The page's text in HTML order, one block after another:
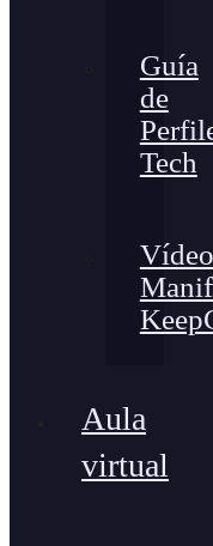
Guía
de
Tech
Aula
virtual